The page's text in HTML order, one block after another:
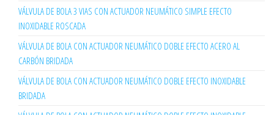
VÁLVULA DE BOLA 3 VIAS CON ACTUADOR NEUMÁTICO SIMPLE EFECTO
INOXIDABLE ROSCADA
VÁLVULA DE BOLA CON ACTUADOR NEUMÁTICO DOBLE EFECTO ACERO AL
CARBÓN BRIDADA
VÁLVULA DE BOLA CON ACTUADOR NEUMÁTICO DOBLE EFECTO INOXIDABLE
BRIDADA